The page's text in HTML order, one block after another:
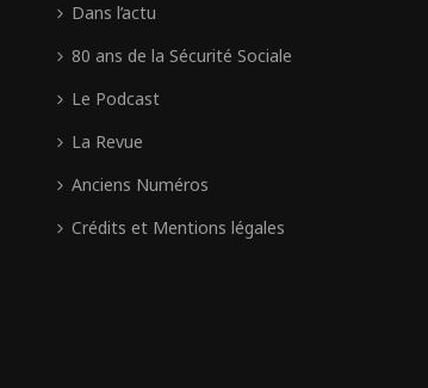
Dans l’actu
80 ans de la Sécurité Sociale
Le Podcast
La Revue
Anciens Numéros
Crédits et Mentions légales